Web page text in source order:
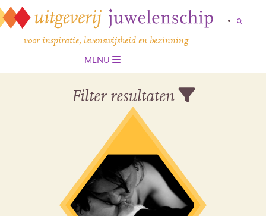
…voor inspiratie, levenswijsheid en bezinning
MENU
Filter resultaten